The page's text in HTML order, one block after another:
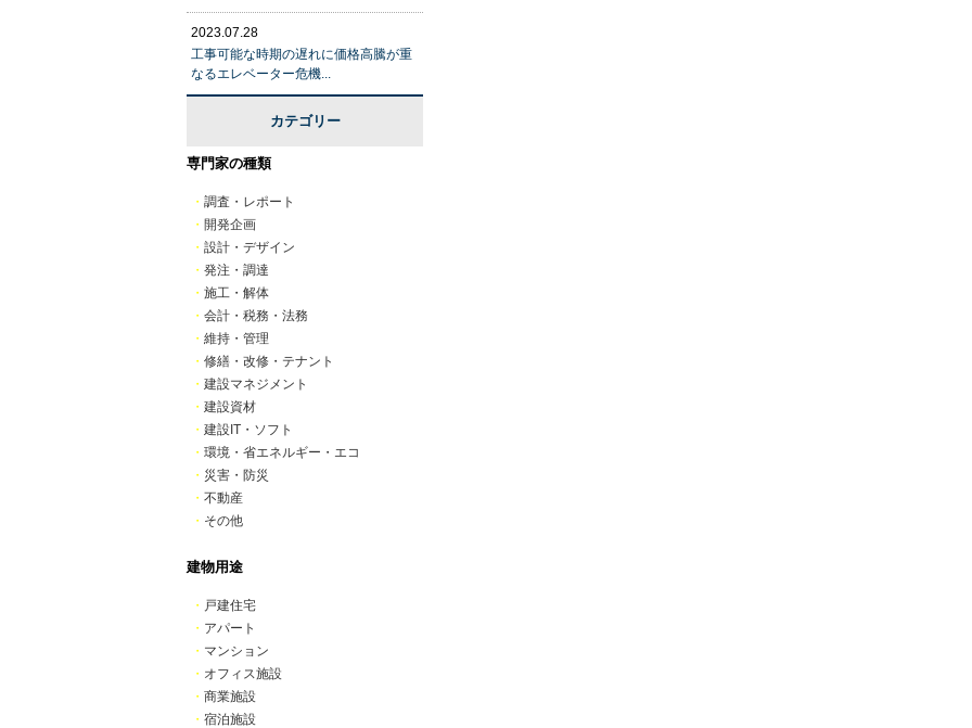
2023.07.28
工事可能な時期の遅れに価格高騰が重
なるエレベーター危機...
カテゴリー
専門家の種類
・ 調査・レポート
・ 開発企画
・ 設計・デザイン
・ 発注・調達
・ 施工・解体
・ 会計・税務・法務
・ 維持・管理
・ 修繕・改修・テナント
・ 建設マネジメント
・ 建設資材
・ 建設IT・ソフト
・ 環境・省エネルギー・エコ
・ 災害・防災
・ 不動産
・ その他
建物用途
・ 戸建住宅
・ アパート
・ マンション
・ オフィス施設
・ 商業施設
・ 宿泊施設